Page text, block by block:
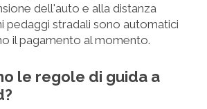
dell'auto e alla distanza
pedaggi stradali sono automatici
il pagamento al momento.
le regole di guida a